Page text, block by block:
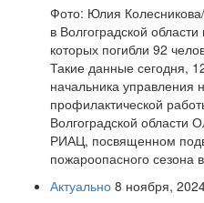
Фото: Юлия
в Волгоградской
которых погибли 92
Такие данные сегодня,
начальника управления
профилактической
Волгоградской области
РИАЦ, посвященном
пожароопасного сезона
Актуально 8 ноября,